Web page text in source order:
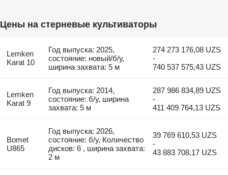
Цены на стерневые культиваторы
Lemken
Karat 10
Год выпуска: 2025,
состояние: новый/б/у,
ширина захвата: 5 м
274 273 176,08 UZS
-
740 537 575,43 UZS
Lemken
Karat 9
Год выпуска: 2014,
состояние: б/у, ширина
захвата: 5 м
287 986 834,89 UZS
-
411 409 764,13 UZS
Bomet
U865
Год выпуска: 2026,
состояние: б/у, Количество
дисков: 6 , ширина захвата:
2 м
39 769 610,53 UZS
-
43 883 708,17 UZS